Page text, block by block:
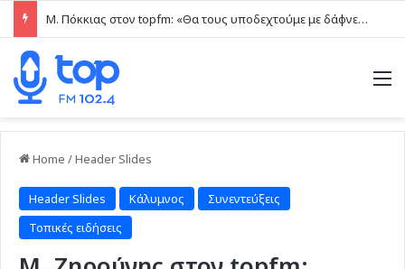
Μ. Πόκκιας στον topfm: «Θα τους υποδεχτούμε με δάφνες και πικροδάφνες» –Η ειρωνική “υποδοχή” στον υβριδικό σταθμό (ηχητικό)
Home /Header Slides
Header Slides Κάλυμνος
Συνεντεύξεις
Τοπικές ειδήσεις